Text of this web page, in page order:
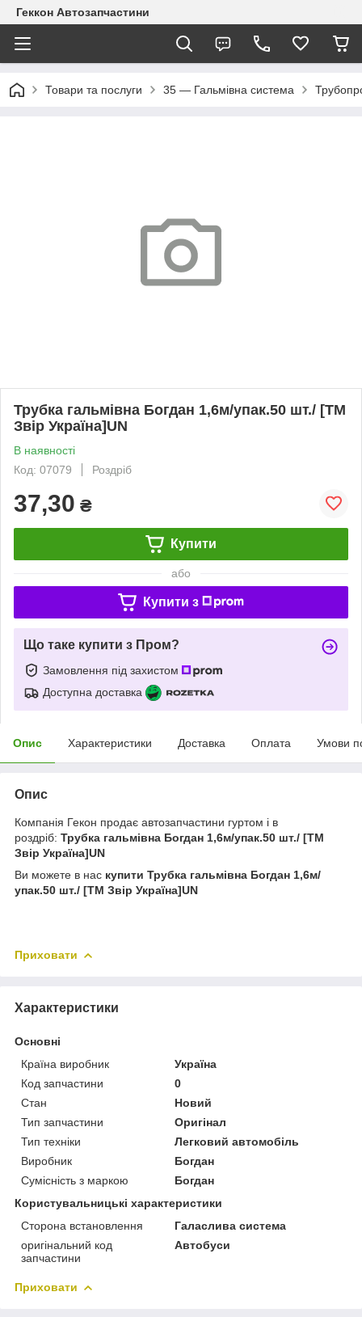
Геккон Автозапчастини
Товари та послуги 35 — Гальмівна система
Трубка гальмівна Богдан 1,6м/упак.50 шт./ [ТМ
Звір Україна]UN
В наявності
Код: 07079
Роздріб
37,30 ₴
Купити
або
Купити з
Що таке купити з Пром?
Замовлення під захистом
Доступна доставка
Опис Характеристики Доставка Оплата Умови
Опис
Компанія Гекон продає автозапчастини гуртом і в
роздріб: Трубка гальмівна Богдан 1,6м/упак.50 шт./ [ТМ
Звір Україна]UN
Ви можете в нас купити Трубка гальмівна Богдан 1,6м/
упак.50 шт./ [ТМ Звір Україна]UN
Приховати
Характеристики
Основні
Країна виробник
Україна
Код запчастини
0
Стан
Новий
Тип запчастини
Оригінал
Тип техніки
Легковий автомобіль
Виробник
Богдан
Сумісність з маркою
Богдан
Користувальницькі характеристики
Сторона встановлення
Галаслива система
оригінальний код
запчастини
Автобуси
Приховати